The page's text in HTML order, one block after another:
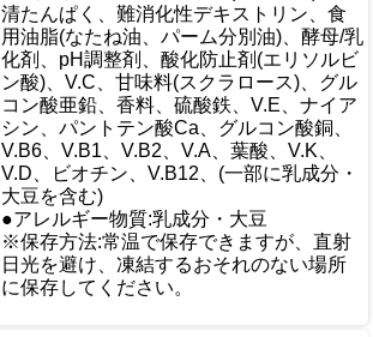
清たんぱく、難消化性デキストリン、食
用油脂(なたね油、パーム分別油)、酵母/乳
化剤、pH調整剤、酸化防止剤(エリソルビ
ン酸)、V.C、甘味料(スクラロース)、グル
コン酸亜鉛、香料、硫酸鉄、V.E、ナイア
シン、パントテン酸Ca、グルコン酸銅、
V.B6、V.B1、V.B2、V.A、葉酸、V.K、
V.D、ビオチン、V.B12、(一部に乳成分・
大豆を含む)
●アレルギー物質:乳成分・大豆
※保存方法:常温で保存できますが、直射
日光を避け、凍結するおそれのない場所
に保存してください。